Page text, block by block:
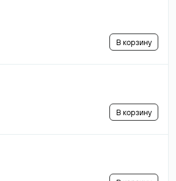
В корзину
В корзину